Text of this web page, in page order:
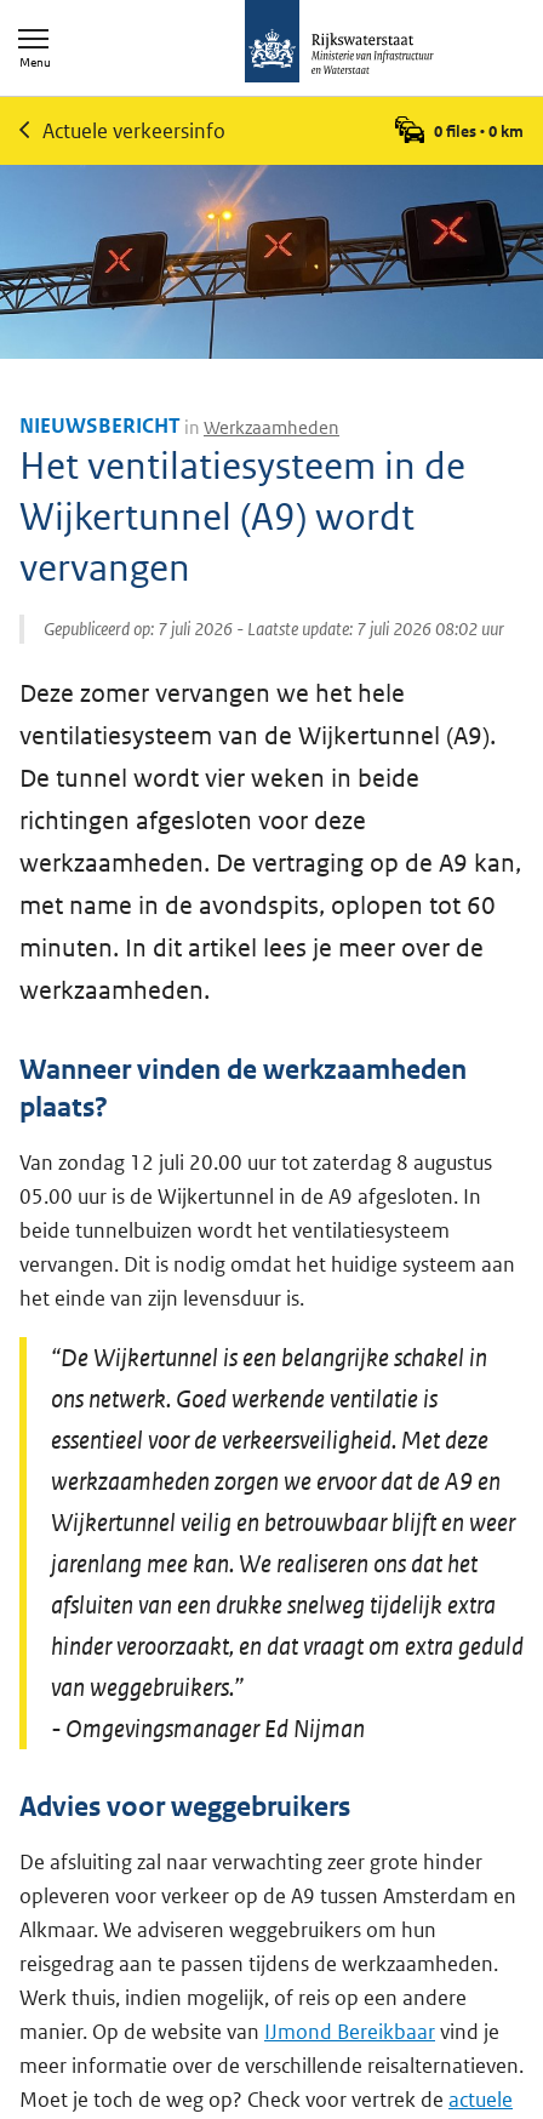
Menu
Actuele verkeersinfo 0 files•0 km
NIEUWSBERICHT in Werkzaamheden
Het ventilatiesysteem in de
Wijkertunnel (A9) wordt
vervangen
Gepubliceerd op: 7 juli 2026 - Laatste update: 7 juli 2026 08:02 uur
Deze zomer vervangen we het hele
ventilatiesysteem van de Wijkertunnel (A9).
De tunnel wordt vier weken in beide
richtingen afgesloten voor deze
werkzaamheden. De vertraging op de A9 kan,
met name in de avondspits, oplopen tot 60
minuten. In dit artikel lees je meer over de
werkzaamheden.
Wanneer vinden de werkzaamheden
plaats?
Van zondag 12 juli 20.00 uur tot zaterdag 8 augustus
05.00 uur is de Wijkertunnel in de A9 afgesloten. In
beide tunnelbuizen wordt het ventilatiesysteem
vervangen. Dit is nodig omdat het huidige systeem aan
het einde van zijn levensduur is.
“De Wijkertunnel is een belangrijke schakel in
ons netwerk. Goed werkende ventilatie is
essentieel voor de verkeersveiligheid. Met deze
werkzaamheden zorgen we ervoor dat de A9 en
Wijkertunnel veilig en betrouwbaar blijft en weer
jarenlang mee kan. We realiseren ons dat het
afsluiten van een drukke snelweg tijdelijk extra
hinder veroorzaakt, en dat vraagt om extra geduld
van weggebruikers.”
- Omgevingsmanager Ed Nijman
Advies voor weggebruikers
De afsluiting zal naar verwachting zeer grote hinder
opleveren voor verkeer op de A9 tussen Amsterdam en
Alkmaar. We adviseren weggebruikers om hun
reisgedrag aan te passen tijdens de werkzaamheden.
Werk thuis, indien mogelijk, of reis op een andere
manier. Op de website van IJmond Bereikbaarvind je
meer informatie over de verschillende reisalternatieven.
Moet je toch de weg op? Check voor vertrek de actuele